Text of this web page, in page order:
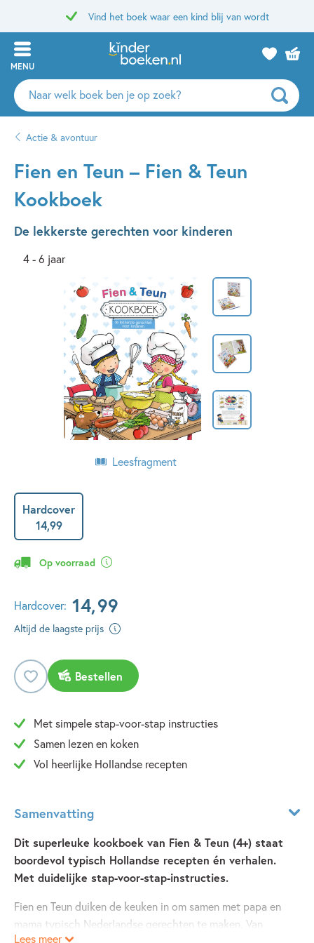
Vind het boek waar een kind blij van wordt
MENU
Zoeken
naar
auteurs
uitgevers
Actie & avontuur
Fien en Teun – Fien & Teun
Kookboek
De lekkerste gerechten voor kinderen
4 - 6 jaar
Leesfragment
Hardcover
14,99
Op voorraad
Hardcover: 14,99
Altijd de laagste prijs
Bestellen
Met simpele stap-voor-stap instructies
Samen lezen en koken
Vol heerlijke Hollandse recepten
Samenvatting
Dit superleuke kookboek van Fien & Teun (4+) staat
boordevol typisch Hollandse recepten én verhalen.
Met duidelijke stap-voor-stap-instructies.
Fien en Teun duiken de keuken in om samen met papa en
mama typisch Nederlandse gerechten te maken. Van
Lees meer